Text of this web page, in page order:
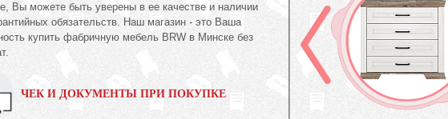
Вы можете быть уверены в ее качестве и наличии
обязательств. Наш магазин - это Ваша
купить фабричную мебель BRW в Минске без
ЧЕК И ДОКУМЕНТЫ ПРИ ПОКУПКЕ